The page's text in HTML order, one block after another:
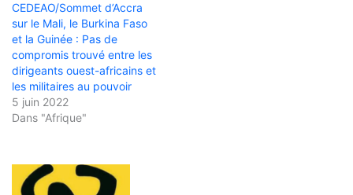
CEDEAO/Sommet d’Accra
sur le Mali, le Burkina Faso
et la Guinée : Pas de
compromis trouvé entre les
dirigeants ouest-africains et
les militaires au pouvoir
5 juin 2022
Dans "Afrique"